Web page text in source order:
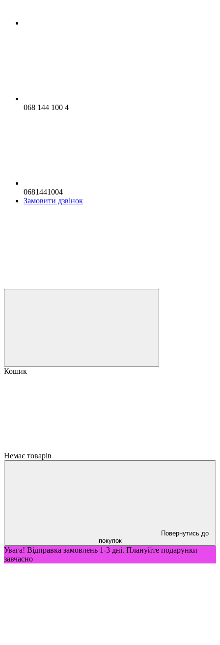
068 144 100 4
0681441004
Замовити дзвінок
Кошик
Немає товарів
Повернутись до
покупок
Увага! Відправка замовлень 1-3 дні. Плануйте подарунки
завчасно